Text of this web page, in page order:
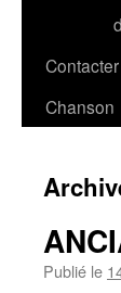
Chanson
Publié le